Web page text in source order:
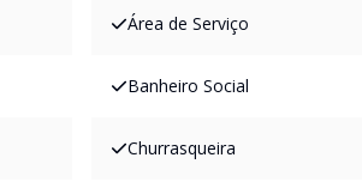
Área de Serviço
Banheiro Social
Churrasqueira